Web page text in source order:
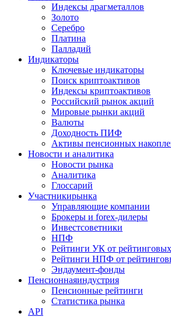
Индексы драгметаллов
Золото
Серебро
Платина
Палладий
Индикаторы
Ключевые индикаторы
Поиск криптоактивов
Индексы криптоактивов
Российский рынок акций
Мировые рынки акций
Валюты
Доходность ПИФ
Активы пенсионных
Новости и аналитика
Новости рынка
Аналитика
Глоссарий
Участникирынка
Управляющие компании
Брокеры и forex-дилеры
Инвестсоветники
НПФ
Рейтинги УК от рейтинговых
Рейтинги НПФ от
Эндаумент-фонды
Пенсионнаяиндустрия
Пенсионные рейтинги
Статистика рынка
API